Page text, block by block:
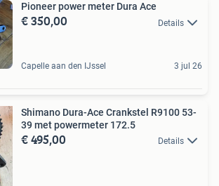
Pioneer power meter Dura Ace
€ 350,00 Details
Capelle aan den IJssel 3 jul 26
Shimano Dura-Ace Crankstel R9100 53-
39 met powermeter 172.5
€ 495,00 Details